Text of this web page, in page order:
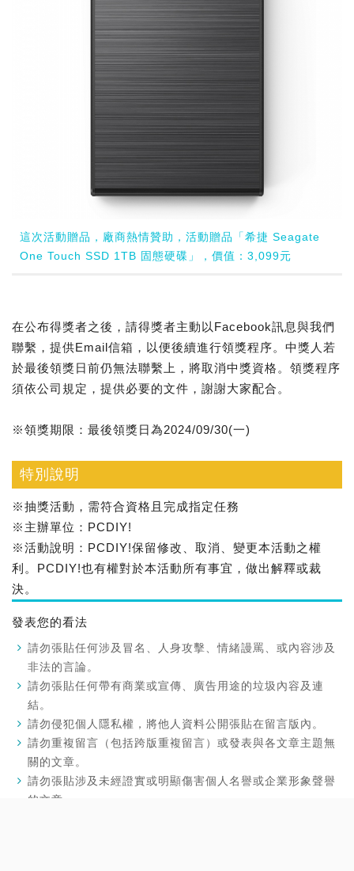
這次活動贈品，廠商熱情贊助，活動贈品「希捷 Seagate
One Touch SSD 1TB 固態硬碟」，價值：3,099元
在公布得獎者之後，請得獎者主動以Facebook訊息與我們
聯繫，提供Email信箱，以便後續進行領獎程序。中獎人若
於最後領獎日前仍無法聯繫上，將取消中獎資格。領獎程序
須依公司規定，提供必要的文件，謝謝大家配合。
※領獎期限：最後領獎日為2024/09/30(一)
特別說明
※抽獎活動，需符合資格且完成指定任務
※主辦單位：PCDIY!
※活動說明：PCDIY!保留修改、取消、變更本活動之權
利。PCDIY!也有權對於本活動所有事宜，做出解釋或裁
決。
發表您的看法
請勿張貼任何涉及冒名、人身攻擊、情緒謾罵、或內容涉及
非法的言論。
請勿張貼任何帶有商業或宣傳、廣告用途的垃圾內容及連
結。
請勿侵犯個人隱私權，將他人資料公開張貼在留言版內。
請勿重複留言（包括跨版重複留言）或發表與各文章主題無
關的文章。
請勿張貼涉及未經證實或明顯傷害個人名譽或企業形象聲譽
的文章。